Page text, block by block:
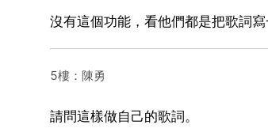
沒有這個功能，看他們都是把歌詞寫
5樓：陳勇
請問這樣做自己的歌詞。